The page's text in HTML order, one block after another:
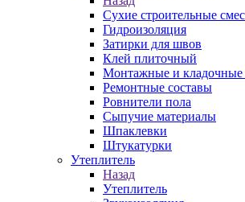
Сухие строительные
Гидроизоляция
Затирки для швов
Клей плиточный
Монтажные и кладочные
Ремонтные составы
Ровнители пола
Сыпучие материалы
Шпаклевки
Штукатурки
Утеплитель
Назад
Утеплитель